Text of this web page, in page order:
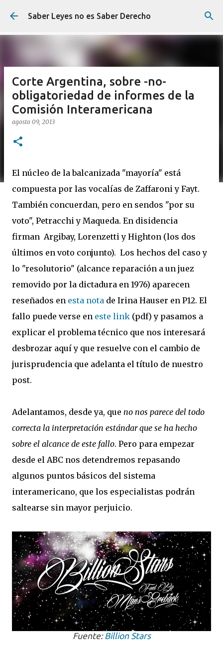
Ir al contenido principal
Saber Leyes no es Saber Derecho
Corte Argentina, sobre -no-
obligatoriedad de informes de la
Comisión Interamericana
agosto 09, 2013
El núcleo de la balcanizada "mayoría" está
compuesta por las vocalías de Zaffaroni y Fayt.
También concuerdan, pero en sendos "por su
voto", Petracchi y Maqueda. En disidencia
firman Argibay, Lorenzetti y Highton (los dos
últimos en voto conjunto). Los hechos del caso y
lo "resolutorio" (alcance reparación a un juez
removido por la dictadura en 1976) aparecen
reseñados en esta nota de Irina Hauser en P12. El
fallo puede verse en este link (pdf) y pasamos a
explicar el problema técnico que nos interesará
desbrozar aquí y que resuelve con el cambio de
jurisprudencia que adelanta el título de nuestro
post.
Adelantamos, desde ya, que no nos parece del todo
correcta la interpretación estándar que se ha hecho
sobre el alcance de este fallo. Pero para empezar
desde el ABC nos detendremos repasando
algunos puntos básicos del sistema
interamericano, que los especialistas podrán
saltearse sin mayor perjuicio.
Fuente:Billion Stars